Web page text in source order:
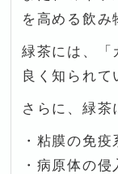
を高める飲み
緑茶には、「
良く知られて
さらに、緑茶
・粘膜の免
・病原体の